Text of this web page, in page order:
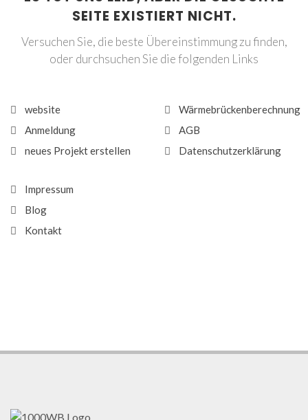
SEITE EXISTIERT NICHT.
Versuchen Sie, die beste Übereinstimmung zu finden,
oder durchsuchen Sie die folgenden Links
website
Anmeldung
neues Projekt erstellen
Wärmebrückenberechnung
AGB
Datenschutzerklärung
Impressum
Blog
Kontakt